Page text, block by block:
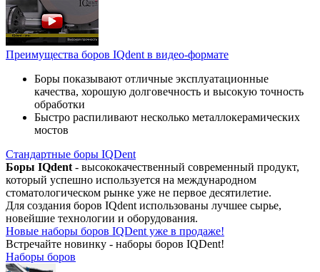
Преимущества боров IQdent в видео-формате
Боры показывают отличные эксплуатационные
качества, хорошую долговечность и высокую точность
обработки
Быстро распиливают несколько металлокерамических
мостов
Стандартные боры IQDent
Боры IQdent - высококачественный современный продукт,
который успешно используется на международном
стоматологическом рынке уже не первое десятилетие.
Для создания боров IQdent использованы лучшее сырье,
новейшие технологии и оборудования.
Новые наборы боров IQDent уже в продаже!
Встречайте новинку - наборы боров IQDent!
Наборы боров